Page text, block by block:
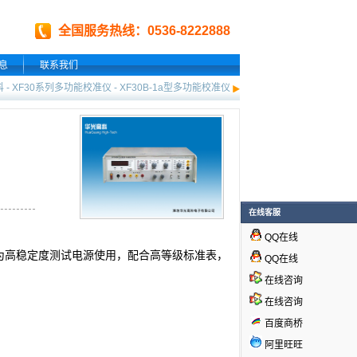
全国服务热线：0536-8222888
联系我们
- XF30系列多功能校准仪 - XF30B-1a型多功能校准仪
稳定度测试电源使用，配合高等级标准表，
在线客服
QQ在线
QQ在线
在线咨询
在线咨询
百度商桥
阿里旺旺